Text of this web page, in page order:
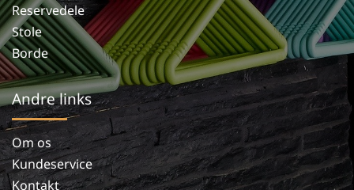
Reservedele
Stole
Borde
Andre links
Om os
Kundeservice
Kontakt